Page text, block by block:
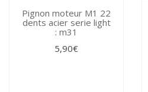
Pignon moteur M1 22
dents acier serie light
: m31
5,90€